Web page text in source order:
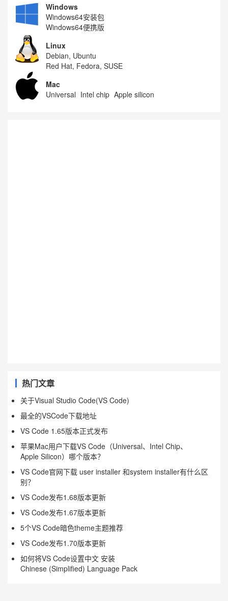
Windows
Windows64安装包
Windows64便携版
Linux
Debian, Ubuntu
Red Hat, Fedora, SUSE
Mac
Universal Intel chip Apple silicon
热门文章
关于Visual Studio Code(VS Code)
最全的VSCode下载地址
VS Code 1.65版本正式发布
苹果Mac用户下载VS Code（Universal、Intel Chip、
Apple Silicon）哪个版本？
VS Code官网下载 user installer 和system installer有什么区
别？
VS Code发布1.68版本更新
VS Code发布1.67版本更新
5个VS Code暗色theme主题推荐
VS Code发布1.70版本更新
如何将VS Code设置中文 安装
Chinese (Simplified) Language Pack